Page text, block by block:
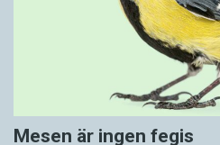
Mesen är ingen fegis